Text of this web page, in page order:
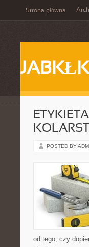
Strona główna
POSTED BY
od tego, czy